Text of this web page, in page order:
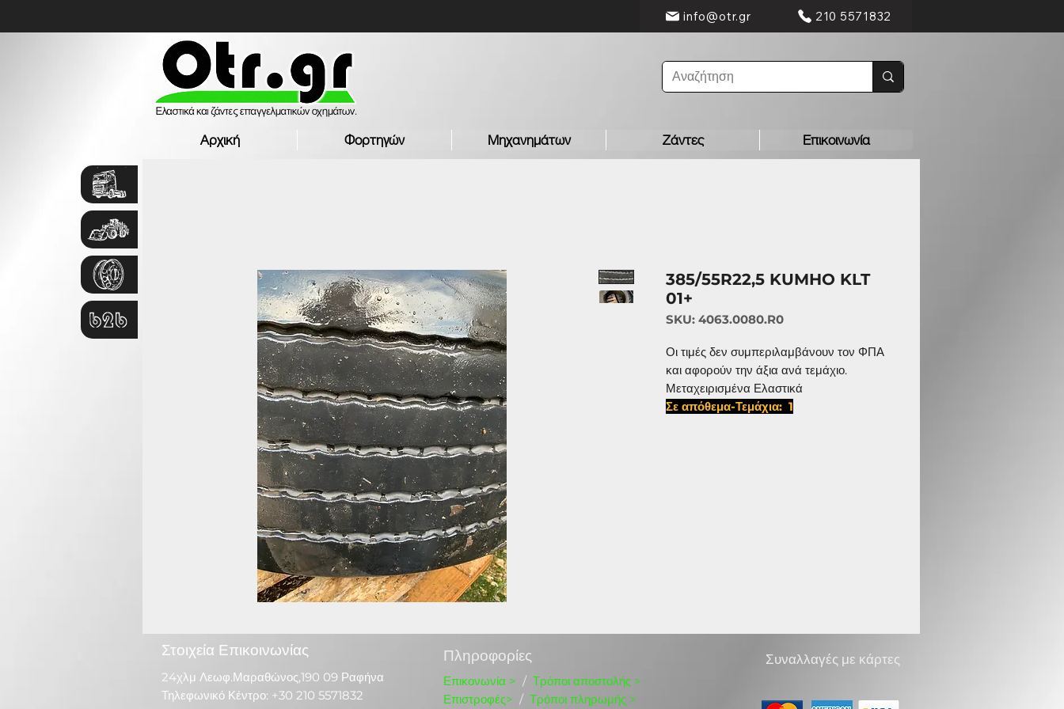
info@otr.gr 210 5571832
Αρχική Φορτηγών Μηχανημάτων Ζάντες Επικοινωνία
385/55R22,5 KUMHO KLT
01+
SKU: 4063.0080.R0
Οι τιμές δεν συμπεριλαμβάνουν τον ΦΠΑ
και αφορούν την άξια ανά τεμάχιο.
Μεταχειρισμένα Ελαστικά
Σε απόθεμα-Τεμάχια: 1
Στοιχεία Επικοινωνίας
24χλμ Λεωφ.Μαραθώνος,190 09 Ραφήνα
Τηλεφωνικό Κέντρο: +30 210 5571832
Πληροφορίες
Επικονωνία > / Τρόποι αποστολής >
Επιστροφές> / Τρόποι πληρωμής >
Συναλλαγές με κάρτες